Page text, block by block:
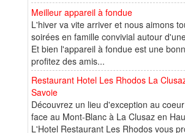
Meilleur appareil à fondue
L'hiver va vite arriver et nous aimons
soirées en famille convivial autour
Et bien l'appareil à fondue est une
profitez des amis...
Restaurant Hotel Les Rhodos La
Savoie
Découvrez un lieu d'exception au
face au Mont-Blanc à La Clusaz en
L'Hotel Restaurant Les Rhodos vous